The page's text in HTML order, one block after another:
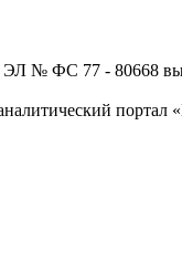
№ ФС 77 - 80668